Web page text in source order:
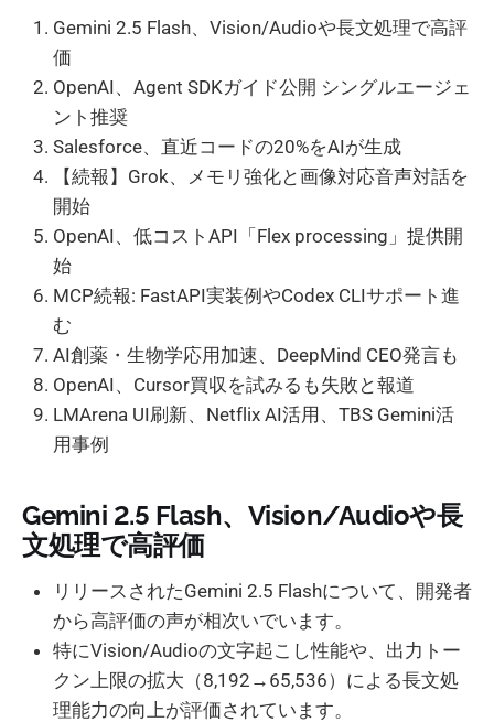
Gemini 2.5 Flash、Vision/Audioや長文処理で高評
価
OpenAI、Agent SDKガイド公開 シングルエージェ
ント推奨
Salesforce、直近コードの20%をAIが生成
【続報】Grok、メモリ強化と画像対応音声対話を
開始
OpenAI、低コストAPI「Flex processing」提供開
始
MCP続報: FastAPI実装例やCodex CLIサポート進
む
AI創薬・生物学応用加速、DeepMind CEO発言も
OpenAI、Cursor買収を試みるも失敗と報道
LMArena UI刷新、Netflix AI活用、TBS Gemini活
用事例
Gemini 2.5 Flash、Vision/Audioや長
文処理で高評価
リリースされたGemini 2.5 Flashについて、開発者
から高評価の声が相次いでいます。
特にVision/Audioの文字起こし性能や、出力トー
クン上限の拡大（8,192→65,536）による長文処
理能力の向上が評価されています。